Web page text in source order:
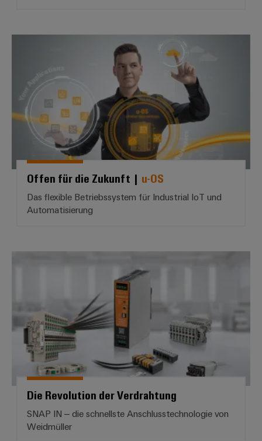
Offen für die Zukunft | *u-OS*
Offen für die Zukunft | u-OS
Das flexible Betriebssystem für Industrial IoT und
Automatisierung
Die Revolution der Verdrahtung
SNAP IN – die schnellste Anschlusstechnologie von
Weidmüller